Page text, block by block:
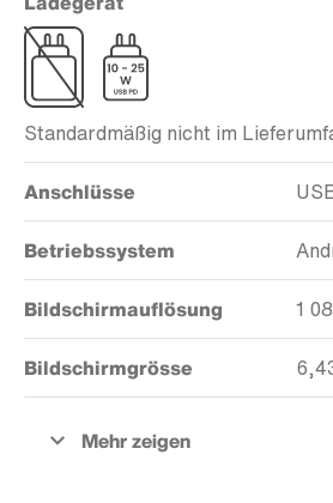
Standardmäßig nicht im
Anschlüsse
Betriebssystem
Bildschirmauflösung 1
Bildschirmgrösse